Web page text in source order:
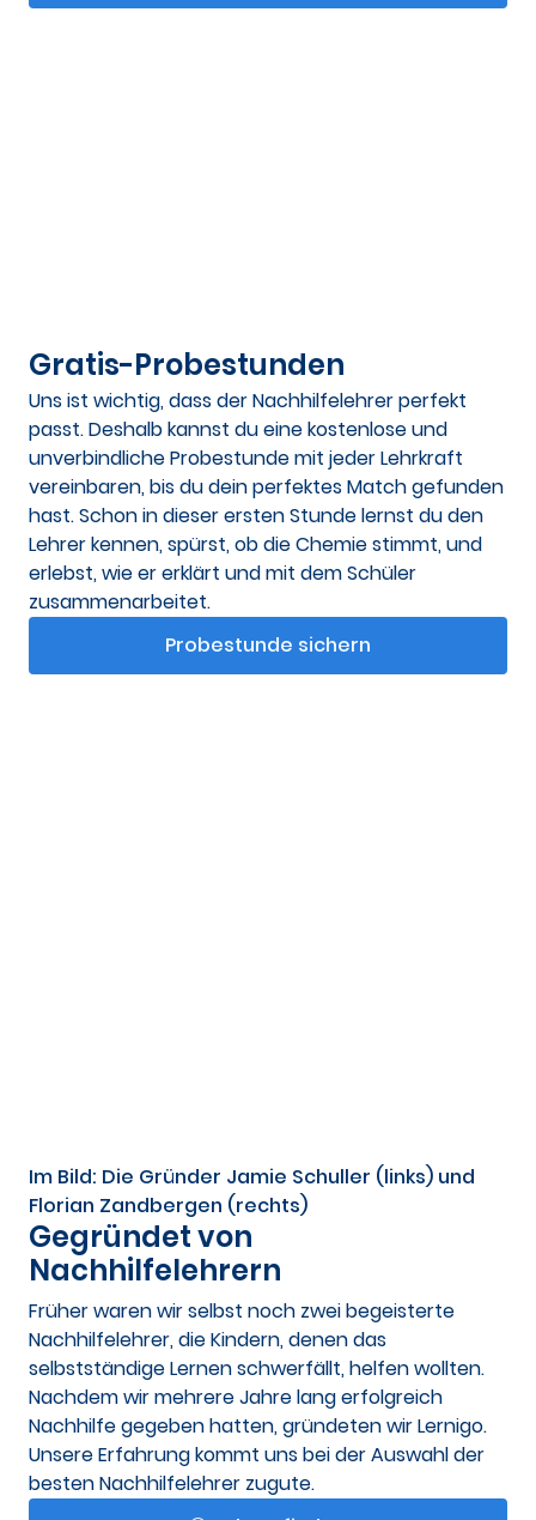
Gratis-Probestunden
Uns ist wichtig, dass der Nachhilfelehrer perfekt
passt. Deshalb kannst du eine kostenlose und
unverbindliche Probestunde mit jeder Lehrkraft
vereinbaren, bis du dein perfektes Match gefunden
hast. Schon in dieser ersten Stunde lernst du den
Lehrer kennen, spürst, ob die Chemie stimmt, und
erlebst, wie er erklärt und mit dem Schüler
zusammenarbeitet.
Probestunde sichern
Gegründet von
Nachhilfelehrern
Früher waren wir selbst noch zwei begeisterte
Nachhilfelehrer, die Kindern, denen das
selbstständige Lernen schwerfällt, helfen wollten.
Nachdem wir mehrere Jahre lang erfolgreich
Nachhilfe gegeben hatten, gründeten wir Lernigo.
Unsere Erfahrung kommt uns bei der Auswahl der
besten Nachhilfelehrer zugute.
Im Bild: Die Gründer Jamie Schuller (links) und
Florian Zandbergen (rechts)